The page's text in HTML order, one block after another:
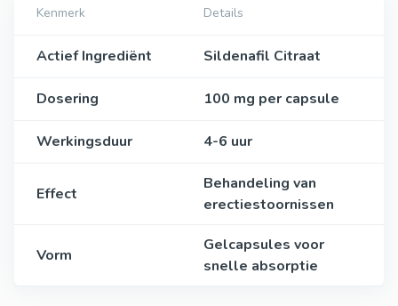
Kenmerk Details
Actief Ingrediënt Sildenafil Citraat
Dosering 100 mg per capsule
Werkingsduur 4-6 uur
Effect
Behandeling van
erectiestoornissen
Vorm
Gelcapsules voor
snelle absorptie